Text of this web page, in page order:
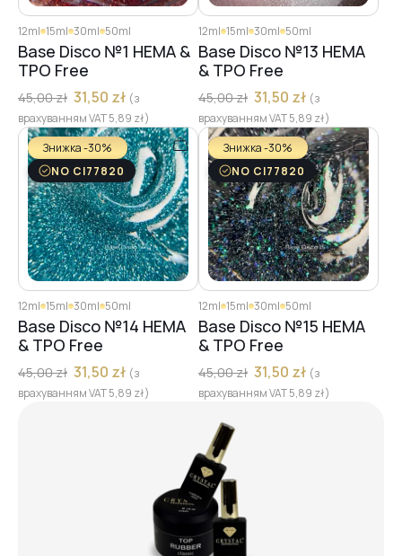
12ml 15ml 30ml 50ml
Base Disco №1 HEMA &
TPO Free
45,00zł 31,50 zł (з
врахуванням VAT5,89 zł)
12ml 15ml 30ml 50ml
Base Disco №13 HEMA
& TPO Free
45,00zł 31,50 zł (з
врахуванням VAT5,89 zł)
Знижка -30%
NO CI77820
12ml 15ml 30ml 50ml
Base Disco №14 HEMA
& TPO Free
45,00zł 31,50 zł (з
врахуванням VAT5,89 zł)
Знижка -30%
NO CI77820
12ml 15ml 30ml 50ml
Base Disco №15 HEMA
& TPO Free
45,00zł 31,50 zł (з
врахуванням VAT5,89 zł)